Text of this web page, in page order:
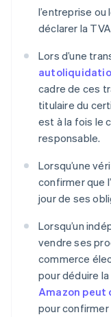
l’entreprise
déclarer la TVA
Lors d’une
cadre de ces
titulaire du
est à la fois le
responsable.
Lorsqu’une
confirmer que
jour de ses
Lorsqu’un
vendre ses
commerce
pour déduire
Amazon peut
pour confirmer